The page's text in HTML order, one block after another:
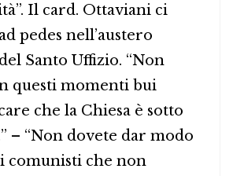
Il card. Ottaviani ci
pedes nell’austero
Santo Uffizio. “Non
questi momenti bui
che la Chiesa è sotto
– “Non dovete dar modo
comunisti che non